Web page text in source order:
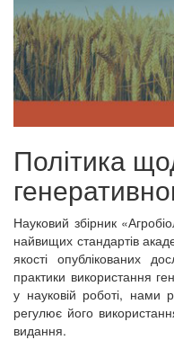
Політика
Науковий збірник
найвищих стандартів
якості опублікованих
практики використання
у науковій роботі, нами
регулює його
видання.